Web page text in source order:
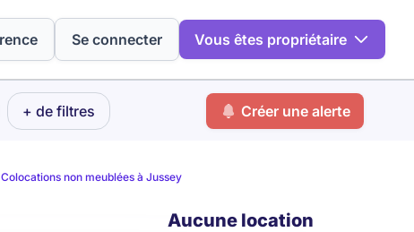
Se connecter Vous êtes propriétaire
+ de filtres Créer une alerte
Colocations non meublées à Jussey
Aucune location